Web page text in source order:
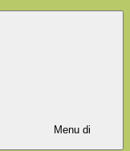
Menu di